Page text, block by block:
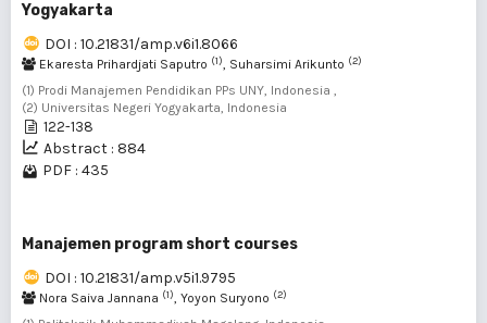
Yogyakarta
DOI : 10.21831/amp.v6i1.8066
Ekaresta Prihardjati Saputro (1), Suharsimi Arikunto (2)
(1) Prodi Manajemen Pendidikan PPs UNY, Indonesia ,
(2) Universitas Negeri Yogyakarta, Indonesia
122-138
Abstract : 884
PDF : 435
Manajemen program short courses
DOI : 10.21831/amp.v5i1.9795
Nora Saiva Jannana (1), Yoyon Suryono (2)